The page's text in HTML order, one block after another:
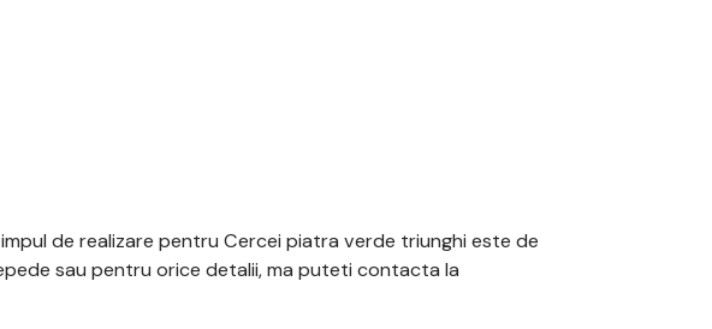
de realizare pentru Cercei piatra verde triunghi este de
sau pentru orice detalii, ma puteti contacta la